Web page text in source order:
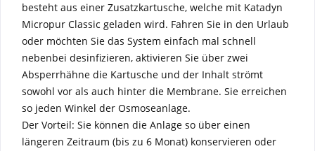
besteht aus einer Zusatzkartusche, welche mit Katadyn
Micropur Classic geladen wird. Fahren Sie in den Urlaub
oder möchten Sie das System einfach mal schnell
nebenbei desinfizieren, aktivieren Sie über zwei
Absperrhähne die Kartusche und der Inhalt strömt
sowohl vor als auch hinter die Membrane. Sie erreichen
so jeden Winkel der Osmoseanlage.
Der Vorteil: Sie können die Anlage so über einen
längeren Zeitraum (bis zu 6 Monat) konservieren oder